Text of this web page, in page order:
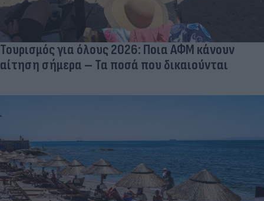
Τουρισμός για όλους 2026: Ποια ΑΦΜ κάνουν
αίτηση σήμερα – Τα ποσά που δικαιούνται